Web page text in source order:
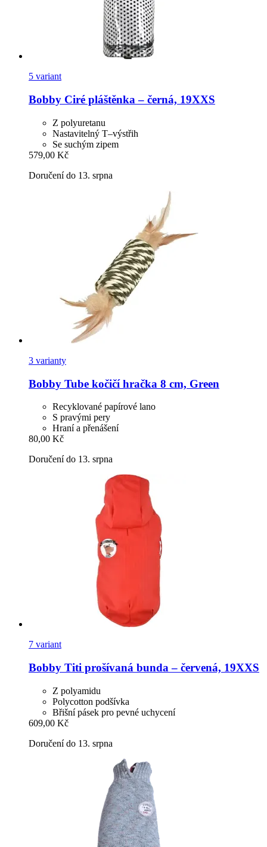
5 variant
Bobby Ciré pláštěnka – černá, 19XXS
Z polyuretanu
Nastavitelný T–výstřih
Se suchým zipem
579,00 Kč
Doručení do 13. srpna
3 varianty
Bobby Tube kočičí hračka 8 cm, Green
Recyklované papírové lano
S pravými pery
Hraní a přenášení
80,00 Kč
Doručení do 13. srpna
7 variant
Bobby Titi prošívaná bunda – červená, 19XXS
Z polyamidu
Polycotton podšívka
Břišní pásek pro pevné uchycení
609,00 Kč
Doručení do 13. srpna